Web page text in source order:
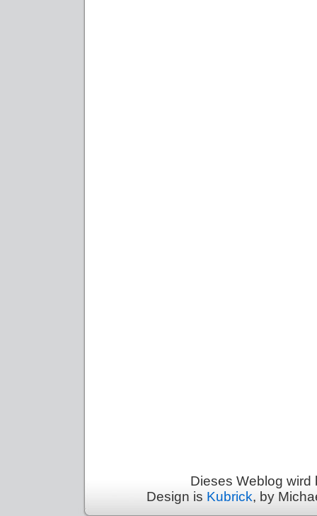
Dieses Weblog
Design is Kubrick, by